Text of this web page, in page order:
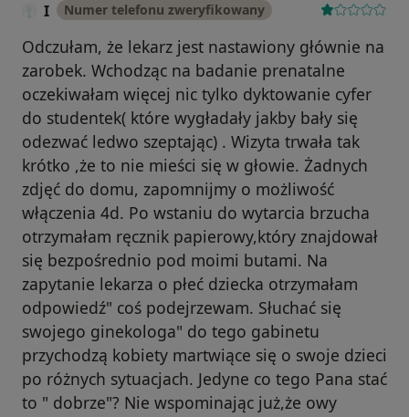
I Numer telefonu zweryfikowany
Odczułam, że lekarz jest nastawiony głównie na
zarobek. Wchodząc na badanie prenatalne
oczekiwałam więcej nic tylko dyktowanie cyfer
do studentek( które wygładały jakby bały się
odezwać ledwo szeptając) . Wizyta trwała tak
krótko ,że to nie mieści się w głowie. Żadnych
zdjęć do domu, zapomnijmy o możliwość
włączenia 4d. Po wstaniu do wytarcia brzucha
otrzymałam ręcznik papierowy,który znajdował
się bezpośrednio pod moimi butami. Na
zapytanie lekarza o płeć dziecka otrzymałam
odpowiedź" coś podejrzewam. Słuchać się
swojego ginekologa" do tego gabinetu
przychodzą kobiety martwiące się o swoje dzieci
po różnych sytuacjach. Jedyne co tego Pana stać
to " dobrze"? Nie wspominając już,że owy